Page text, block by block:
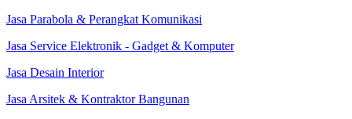
Jasa Parabola & Perangkat Komunikasi
Jasa Service Elektronik - Gadget & Komputer
Jasa Desain Interior
Jasa Arsitek & Kontraktor Bangunan